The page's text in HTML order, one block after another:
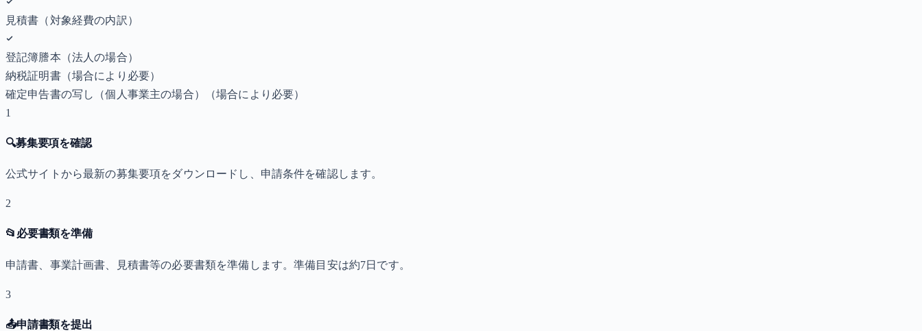
見積書（対象経費の内訳）
登記簿謄本（法人の場合）
納税証明書（場合により必要）
確定申告書の写し（個人事業主の場合）
（場合により必要）
1
🔍募集要項を確認
公式サイトから最新の募集要項をダウンロードし、申請条件を確認します。
2
📂 必要書類を準備
申請書、事業計画書、見積書等の必要書類を準備します。準備目安は約7日です。
3
📤申請書類を提出